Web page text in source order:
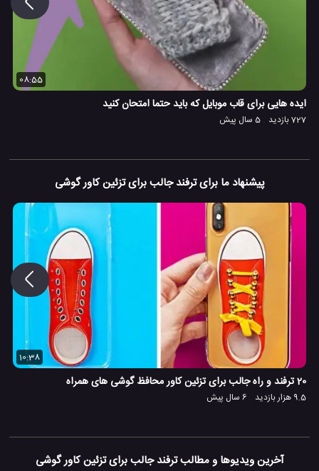
08:55
ایده هایی برای قاب موبایل که باید حتما امتحان کنید
727 بازدید 5 سال پیش
پیشنهاد ما برای ترفند جالب برای تزئین کاور گوشی
10:38
20 ترفند و راه جالب برای تزئین کاور محافظ گوشی های همراه
9.5 هزار بازدید 6 سال پیش
آخرین ویدیوها و مطالب ترفند جالب برای تزئین کاور گوشی